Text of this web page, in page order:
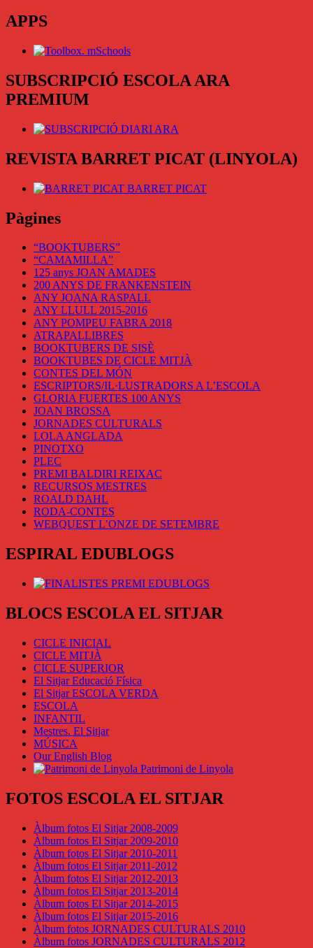
APPS
SUBSCRIPCIÓ ESCOLA ARA
PREMIUM
REVISTA BARRET PICAT (LINYOLA)
BARRET PICAT
Pàgines
“BOOKTUBERS”
“CAMAMILLA”
125 anys JOAN AMADES
200 ANYS DE FRANKENSTEIN
ANY JOANA RASPALL
ANY LLULL 2015-2016
ANY POMPEU FABRA 2018
ATRAPALLIBRES
BOOKTUBERS DE SISÈ
BOOKTUBES DE CICLE MITJÀ
CONTES DEL MÓN
ESCRIPTORS/IL·LUSTRADORS A L’ESCOLA
GLORIA FUERTES 100 ANYS
JOAN BROSSA
JORNADES CULTURALS
LOLA ANGLADA
PINOTXO
PLEC
PREMI BALDIRI REIXAC
RECURSOS MESTRES
ROALD DAHL
RODA-CONTES
WEBQUEST L’ONZE DE SETEMBRE
ESPIRAL EDUBLOGS
BLOCS ESCOLA EL SITJAR
CICLE INICIAL
CICLE MITJÀ
CICLE SUPERIOR
El Sitjar Educació Física
El Sitjar ESCOLA VERDA
ESCOLA
INFANTIL
Mestres. El Sitjar
MÚSICA
Our English Blog
Patrimoni de Linyola
FOTOS ESCOLA EL SITJAR
Àlbum fotos El Sitjar 2008-2009
Àlbum fotos El Sitjar 2009-2010
Àlbum fotos El Sitjar 2010-2011
Àlbum fotos El Sitjar 2011-2012
Àlbum fotos El Sitjar 2012-2013
Àlbum fotos El Sitjar 2013-2014
Àlbum fotos El Sitjar 2014-2015
Àlbum fotos El Sitjar 2015-2016
Àlbum fotos JORNADES CULTURALS 2010
Àlbum fotos JORNADES CULTURALS 2012